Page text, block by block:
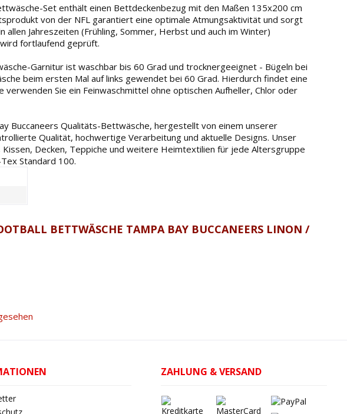
Set enthält einen Bettdeckenbezug mit den Maßen 135x200 cm
von der NFL garantiert eine optimale Atmungsaktivität und sorgt
Jahreszeiten (Frühling, Sommer, Herbst und auch im Winter)
fortlaufend geprüft.
Garnitur ist waschbar bis 60 Grad und trocknergeeignet - Bügeln bei
beim ersten Mal auf links gewendet bei 60 Grad. Hierdurch findet eine
Sie ein Feinwaschmittel ohne optischen Aufheller, Chlor oder
Buccaneers Qualitäts-Bettwäsche, hergestellt von einem unserer
Qualität, hochwertige Verarbeitung und aktuelle Designs. Unser
Decken, Teppiche und weitere Heimtextilien für jede Altersgruppe
Standard 100.
BETTWÄSCHE TAMPA BAY BUCCANEERS LINON /
ZAHLUNG & VERSAND